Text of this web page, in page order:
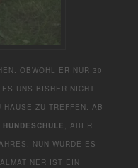
OBWOHL ER NUR 30
UNS BISHER NICHT
ZU TREFFEN. AB
HUNDESCHULE , ABER
NUN WURDE ES
IST EIN